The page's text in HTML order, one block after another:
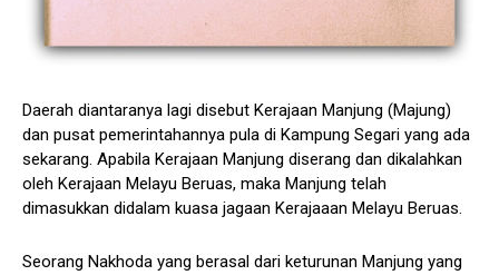
Daerah diantaranya lagi disebut Kerajaan Manjung (Majung)
dan pusat pemerintahannya pula di Kampung Segari yang ada
sekarang. Apabila Kerajaan Manjung diserang dan dikalahkan
oleh Kerajaan Melayu Beruas, maka Manjung telah
dimasukkan didalam kuasa jagaan Kerajaaan Melayu Beruas.
Seorang Nakhoda yang berasal dari keturunan Manjung yang